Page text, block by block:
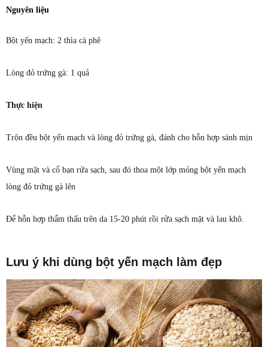
Nguyên liệu
Bột yến mạch: 2 thìa cà phê
Lòng đỏ trứng gà: 1 quả
Thực hiện
Trộn đều bột yến mạch và lòng đỏ trứng gà, đánh cho hỗn hợp sánh mịn
Vùng mặt và cổ bạn rửa sạch, sau đó thoa một lớp mỏng bột yến mạch
lòng đỏ trứng gà lên
Để hỗn hợp thẩm thấu trên da 15-20 phút rồi rửa sạch mặt và lau khô.
Lưu ý khi dùng bột yến mạch làm đẹp